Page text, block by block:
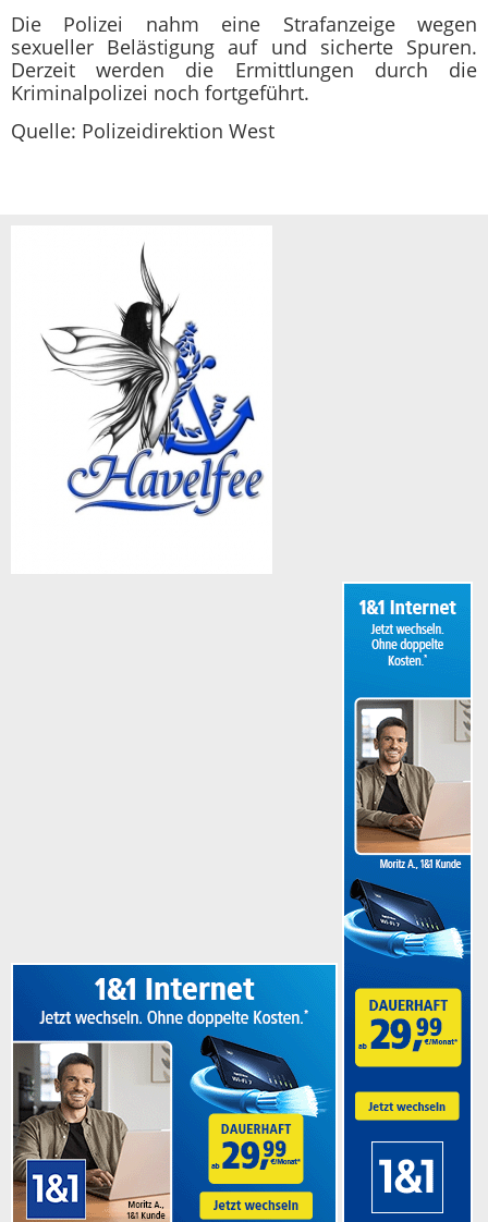
Die Polizei nahm eine Strafanzeige wegen
sexueller Belästigung auf und sicherte Spuren.
Derzeit werden die Ermittlungen durch die
Kriminalpolizei noch fortgeführt.
Quelle: Polizeidirektion West